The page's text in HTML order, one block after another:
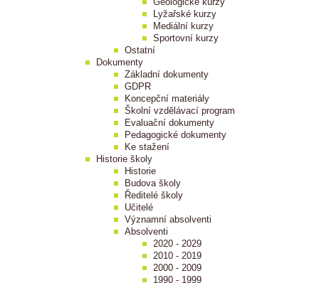
Lyžařské kurzy
Mediální kurzy
Sportovní kurzy
Ostatní
Dokumenty
Základní dokumenty
GDPR
Koncepční materiály
Školní vzdělávací program
Evaluační dokumenty
Pedagogické dokumenty
Ke stažení
Historie školy
Historie
Budova školy
Ředitelé školy
Učitelé
Významní absolventi
Absolventi
2020 - 2029
2010 - 2019
2000 - 2009
1990 - 1999